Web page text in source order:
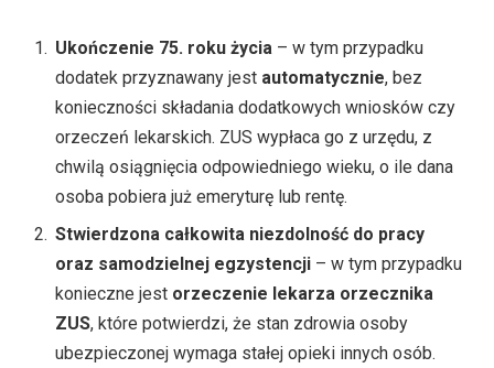
Ukończenie 75. roku życia – w tym przypadku
dodatek przyznawany jest automatycznie, bez
konieczności składania dodatkowych wniosków czy
orzeczeń lekarskich. ZUS wypłaca go z urzędu, z
chwilą osiągnięcia odpowiedniego wieku, o ile dana
osoba pobiera już emeryturę lub rentę.
Stwierdzona całkowita niezdolność do pracy
oraz samodzielnej egzystencji – w tym przypadku
konieczne jest orzeczenie lekarza orzecznika
ZUS, które potwierdzi, że stan zdrowia osoby
ubezpieczonej wymaga stałej opieki innych osób.